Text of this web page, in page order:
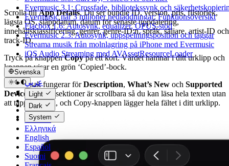
Evermusic 3.1: Crossfade, bibliotekssynk och
Evermusic når 3 miljoner nedladdningar: Funktionsöversikt
Flacbox 1.6: Autosynk, equalizer, OPUS-stöd
Evermusic 2.3: Autosynk, uppspelningsposition och taggar
Streama musik från molnlagring på iPhone med Evermusic
iOS Audio Streaming med AVAssetResourceLoader
Svenska
عربي
Català
Čeština
Dansk
Deutsch
Ελληνικά
English
Español
Suomi
Light
Dark
System
Scrolla tillApp Details. Du ser bundle ID, version, pris, filstorlek,
lägsta OS, släppdatum, datum för senaste uppdatering,
innehållsklassificering, genrer, genre-ID:n, språk, säljare, artist-ID och
track-ID.
Tryck på knappenCopypå ett kort. Värdet hamnar i ditt urklipp och
knappen visar en grön ‘Copied’-bock.
Samma sak fungerar förDescription, What’s New och Supported
Devices . Dessa sektioner är scrollbara så du kan läsa hela texten utan
att tappa platsen, och Copy-knappen lägger hela fältet i ditt urklipp.